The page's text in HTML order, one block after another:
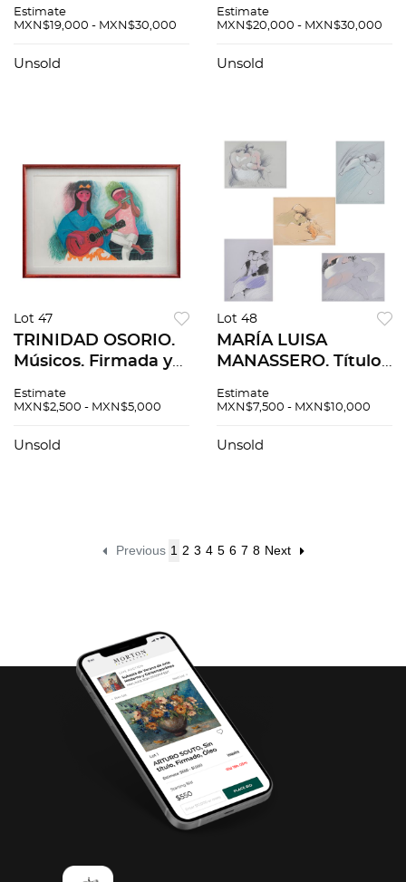
sobre tela. 60 x 50
Estimate
MXN$19,000 - MXN$30,000
Unsold
40 cm
Estimate
MXN$20,000 - MXN$30,000
Unsold
Lot 47
TRINIDAD OSORIO.
Músicos. Firmada y
Litografía VI / C. 60 x
totales
Estimate
MXN$2,500 - MXN$5,000
Unsold
Lot 48
MARÍA LUISA
MANASSERO. Títulos
Serigrafías 5 / 50. 33
en carpeta.
Estimate
MXN$7,500 - MXN$10,000
Unsold
Previous 1 2 3 4 5 6 7 8 Next